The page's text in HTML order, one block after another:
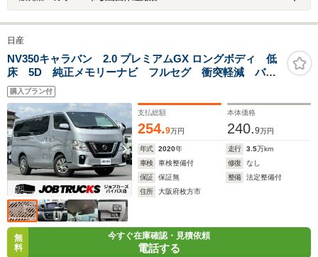
日産
NV350キャラバン 2.0 プレミアムGX ロングボディ 低
床 5D 純正メモリーナビ フルセグ 衝突軽減 バッ
クカメラ 純正ドラレコ スマートキー オートライ
ト フォグ Wエアコン ABS ESC CD
Bluetooth 積載1000kg
購入プラン付
支払総額
254.9万円
本体価格
240.9万円
年式 2020年 走行 3.5万km
車検
車検整備付 修復
なし
保証
保証無 整備
法定整備付
住所
大阪府枚方市
無
料
今すぐ在庫確認・見積依頼
電話する